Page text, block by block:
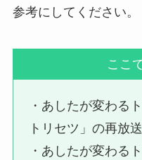
参考にしてください。
ここ
・あしたが変わる
トリセツ」の再放
・あしたが変わる